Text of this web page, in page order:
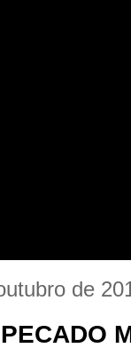
de